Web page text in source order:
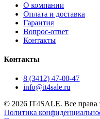
О компании
Оплата и доставка
Гарантия
Вопрос-ответ
Контакты
Контакты
8 (3412) 47-00-47
info@it4sale.ru
© 2026 IT4SALE. Все
Политика